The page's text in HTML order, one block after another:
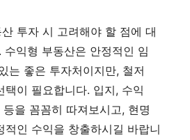
투자 시 고려해야 할 점에 대
익형 부동산은 안정적인 임
는 좋은 투자처이지만, 철저
택이 필요합니다. 입지, 수익
을 꼼꼼히 따져보시고, 현명
적인 수익을 창출하시길 바랍니